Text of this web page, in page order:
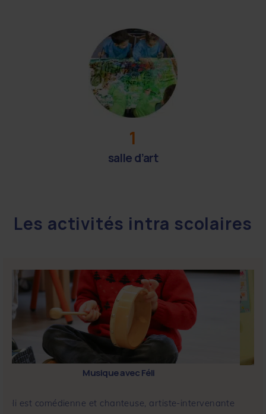
1
salle d’art
Les activités intra scolaires
Musique avec Féli
Féli est comédienne et chanteuse, artiste-intervenante